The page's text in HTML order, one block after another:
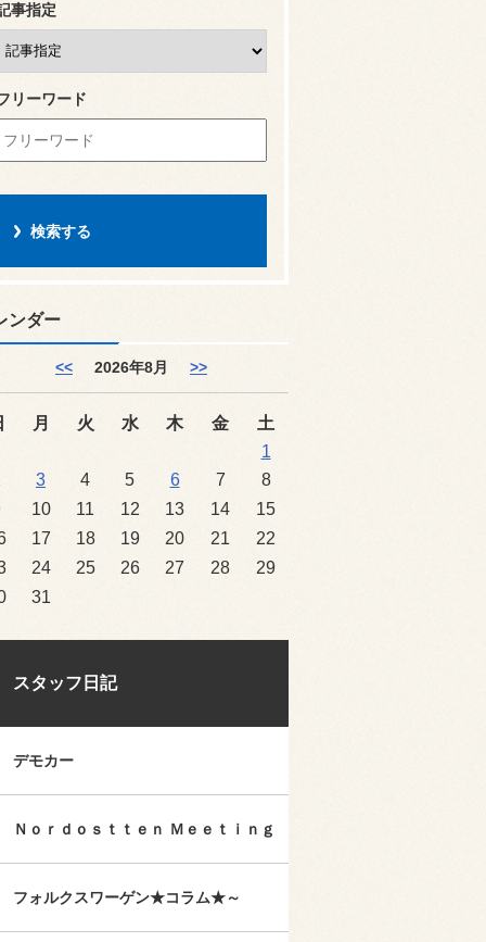
事指定
リーワード
ンダー
<< 2026年8月 >>
月 火 水 木 金
土
1
3 4 5 6 7
8
10 11 12 13 14
15
17 18 19 20 21
22
24 25 26 27 28
29
31
スタッフ日記
デモカー
Ｎｏｒｄｏｓｔｔｅｎ Ｍｅｅｔｉｎｇ
フォルクスワーゲン★コラム★～